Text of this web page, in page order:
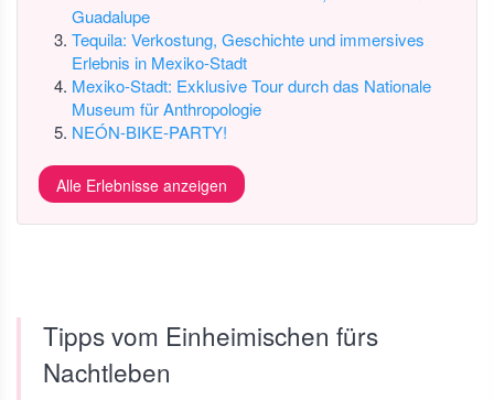
Guadalupe
Tequila: Verkostung, Geschichte und immersives
Erlebnis in Mexiko-Stadt
Mexiko-Stadt: Exklusive Tour durch das Nationale
Museum für Anthropologie
NEÓN-BIKE-PARTY!
Alle Erlebnisse anzeigen
Tipps vom Einheimischen fürs
Nachtleben